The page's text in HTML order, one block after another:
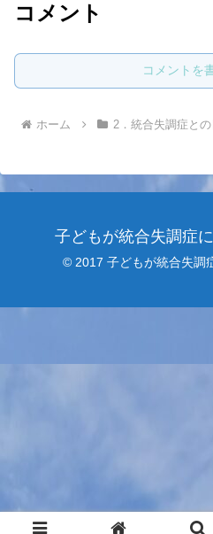
コメント
コメントを
ホーム 2．統合失調症との
子どもが統合失調症
© 2017 子どもが統合失調